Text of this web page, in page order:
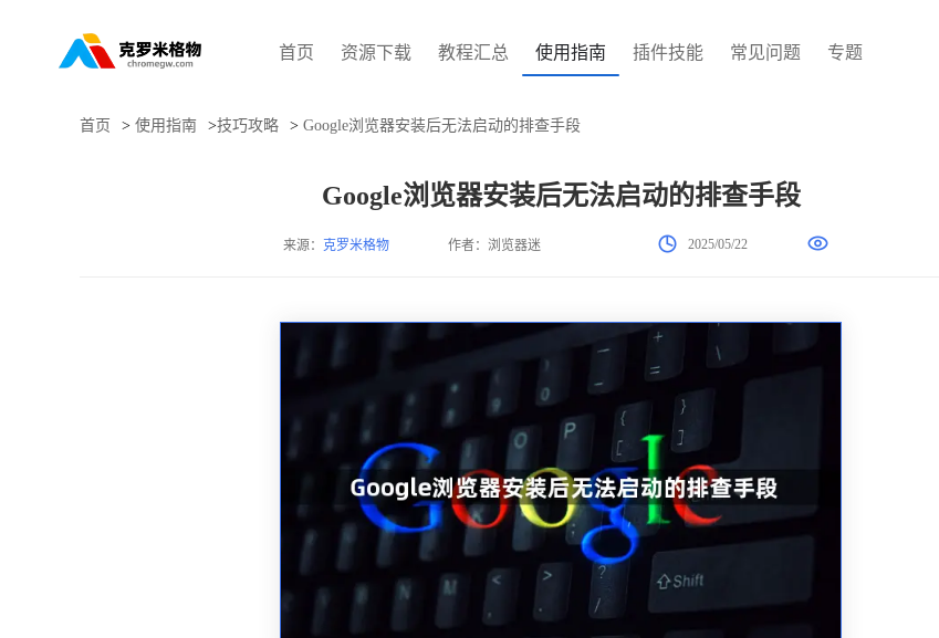
首页 资源下载 教程汇总 使用指南 插件技能 常见问题 专题
首页 > 使用指南 >技巧攻略 > Google浏览器安装后无法启动的排查手段
Google浏览器安装后无法启动的排查手段
来源： 克罗米格物 作者：浏览器迷 2025/05/22